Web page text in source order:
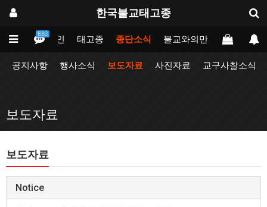
한국불교태고종
BBS
메인 태고종 종단소식 불교와의만남 업무포털
공지사항 행사소식 보도자료 사진자료 교구사찰소식
보도자료
보도자료
Notice